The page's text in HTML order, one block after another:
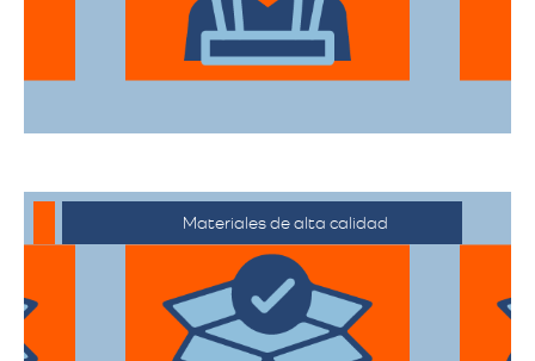
de gran tamaño con el mayor cuidado.
Materiales de alta calidad
Utilizan materiales de embalaje de
primera categoría para garantizar que